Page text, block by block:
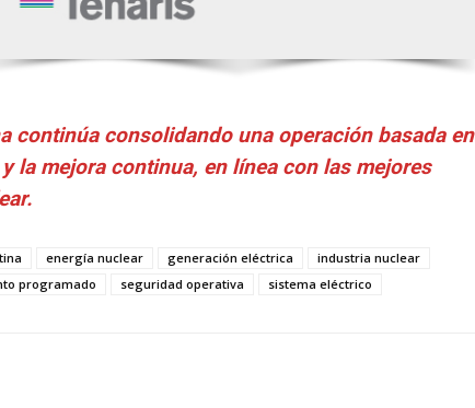
continúa consolidando una operación basada en
la mejora continua, en línea con las mejores
energía nuclear generación eléctrica
industria nuclear
programado seguridad operativa sistema eléctrico